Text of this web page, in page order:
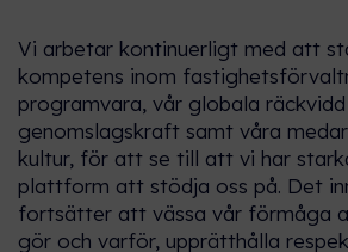
Vi arbetar kontinuerligt med att
kompetens inom
programvara, vår globala
genomslagskraft samt våra
kultur, för att se till att vi har
plattform att stödja oss på. Det
fortsätter att vässa vår förmåga
gör och varför, upprätthålla